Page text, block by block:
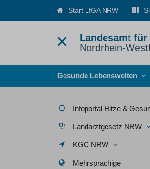
Start LfGA NRW
Menü
Landesamt
Nordrhein-
Gesunde Lebenswelten
Infoportal Hitze &
Landarztgesetz NRW
KGC NRW
Mehrsprachige